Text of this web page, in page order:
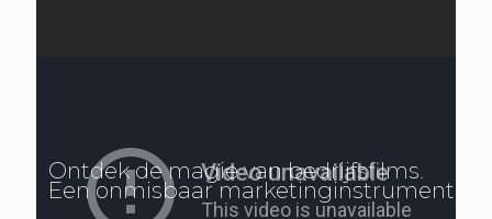
Ontdek de magie van bedrijfsfilms.
Een onmisbaar marketinginstrument